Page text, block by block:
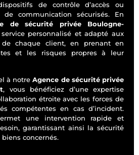
de contrôle d’accès ou
de communication sécurisés. En
de sécurité privée Boulogne-
personnalisé et adapté aux
de chaque client, en prenant en
et les risques propres à leur
à notreAgence de sécurité privée
, vous bénéficiez d’une expertise
étroite avec les forces de
compétentes en cas d’incident.
une intervention rapide et
garantissant ainsi la sécurité
concernés.